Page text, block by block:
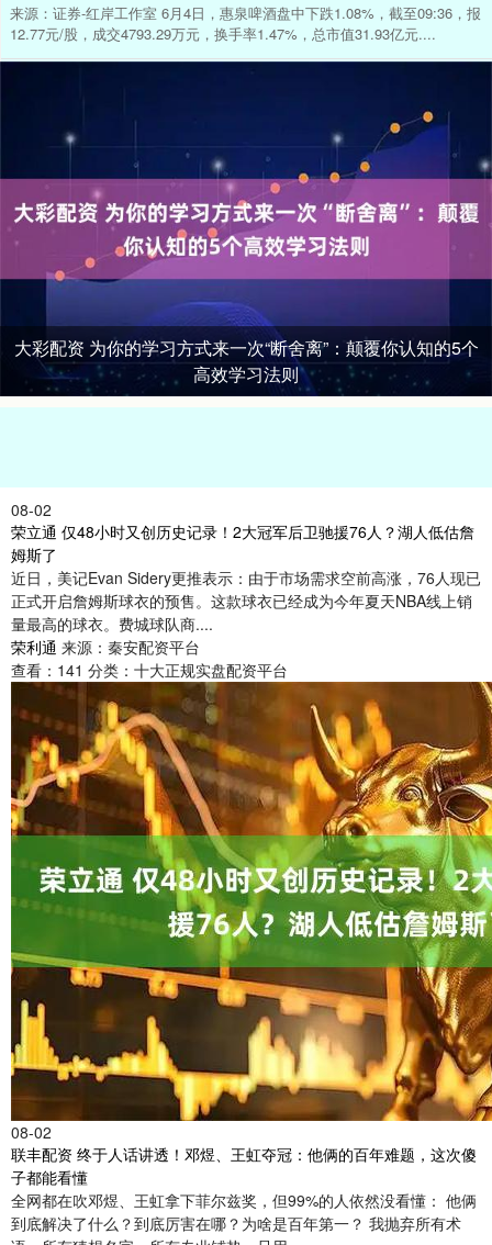
来源：证券-红岸工作室 6月4日，惠泉啤酒盘中下跌1.08%，截至09:36，报
12.77元/股，成交4793.29万元，换手率1.47%，总市值31.93亿元....
大彩配资 为你的学习方式来一次“断舍离”：颠覆你认知的5个
高效学习法则
08-02
荣立通 仅48小时又创历史记录！2大冠军后卫驰援76人？湖人低估詹
姆斯了
近日，美记Evan Sidery更推表示：由于市场需求空前高涨，76人现已
正式开启詹姆斯球衣的预售。这款球衣已经成为今年夏天NBA线上销
量最高的球衣。费城球队商....
荣利通 来源：秦安配资平台
查看： 141 分类： 十大正规实盘配资平台
08-02
联丰配资 终于人话讲透！邓煜、王虹夺冠：他俩的百年难题，这次傻
子都能看懂
全网都在吹邓煜、王虹拿下菲尔兹奖，但99%的人依然没看懂： 他俩
到底解决了什么？到底厉害在哪？为啥是百年第一？ 我抛弃所有术